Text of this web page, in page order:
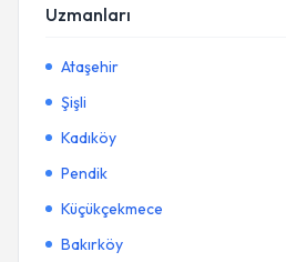
Uzmanları
Ataşehir
Şişli
Kadıköy
Pendik
Küçükçekmece
Bakırköy